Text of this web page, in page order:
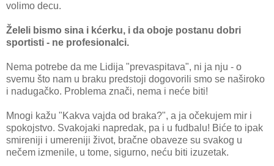
volimo decu.
Želeli bismo sina i kćerku, i da oboje postanu dobri
sportisti - ne profesionalci.
Nema potrebe da me Lidija "prevaspitava", ni ja nju - o
svemu što nam u braku predstoji dogovorili smo se naširoko
i nadugačko. Problema znači, nema i neće biti!
Mnogi kažu "Kakva vajda od braka?", a ja očekujem mir i
spokojstvo. Svakojaki napredak, pa i u fudbalu! Biće to ipak
smireniji i umereniji život, bračne obaveze su svakog u
nečem izmenile, u tome, sigurno, neću biti izuzetak.